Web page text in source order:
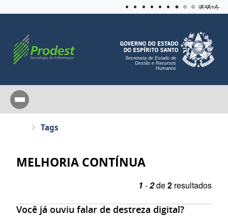
Aplicar
A=A+A-
Secretaria de Estado de
Gestão e Recursos
Humanos
Tags
MELHORIA CONTÍNUA
1 -2de2 resultados
Você já ouviu falar de destreza digital?